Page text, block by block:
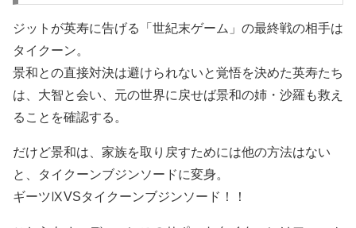
ジットが英寿に告げる「世紀末ゲーム」の最終戦の相手は
タイクーン。
景和との直接対決は避けられないと覚悟を決めた英寿たち
は、大智と会い、元の世界に戻せば景和の姉・沙羅も救え
ることを確認する。
だけど景和は、家族を取り戻すためには他の方法はない
と、タイクーンブジンソードに変身。
ギーツⅨVSタイクーンブジンソード！！